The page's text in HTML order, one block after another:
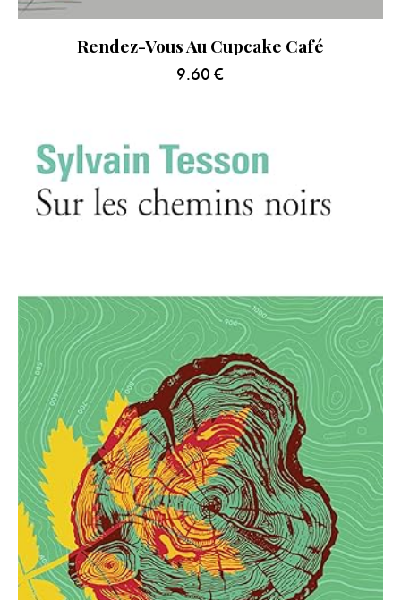
Rendez-Vous Au Cupcake Café
9.60 €